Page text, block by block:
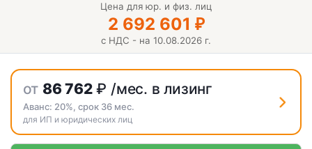
Цена для юр. и физ. лиц
2 692 601 ₽
с НДС - на 10.08.2026 г.
от 86 762₽ /мес. в лизинг
Аванс: 20% , срок 36мес.
для ИП и юридических лиц